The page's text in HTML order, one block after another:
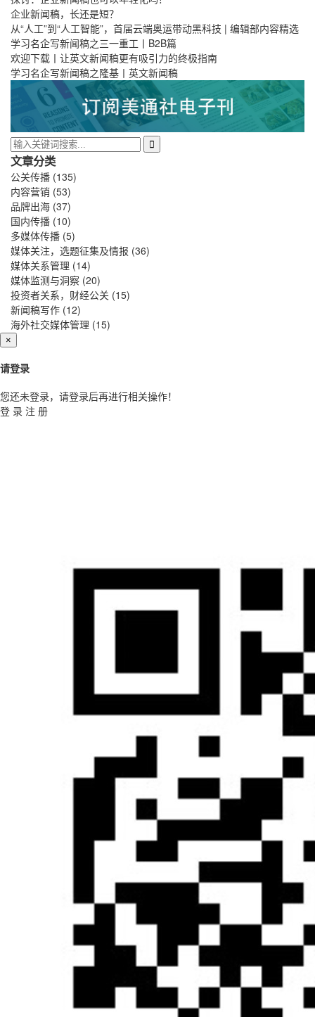
企业新闻稿，长还是短？
从“人工”到“人工智能”，首届云端奥运带动黑科技 | 编辑部内容精选
学习名企写新闻稿之三一重工丨B2B篇
欢迎下载丨让英文新闻稿更有吸引力的终极指南
学习名企写新闻稿之隆基丨英文新闻稿
文章分类
公关传播 (135)
内容营销 (53)
品牌出海 (37)
国内传播 (10)
多媒体传播 (5)
媒体关注，选题征集及情报 (36)
媒体关系管理 (14)
媒体监测与洞察 (20)
投资者关系，财经公关 (15)
新闻稿写作 (12)
海外社交媒体管理 (15)
×
请登录
您还未登录，请登录后再进行相关操作！
登 录 注 册